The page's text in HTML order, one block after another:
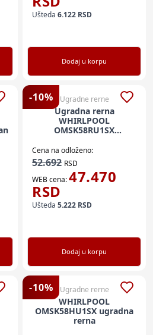
Ušteda 6.122 RSD
Dodaj u korpu
crna
-10% Ugradne rerne
Ugradna rerna
WHIRLPOOL
OMSK58RU1SX
Cena na odloženo:
52.692 RSD
WEB cena:47.470
RSD
Ušteda 5.222 RSD
Dodaj u korpu
-10% Ugradne rerne
WHIRLPOOL
OMSK58HU1SX ugradna
rerna